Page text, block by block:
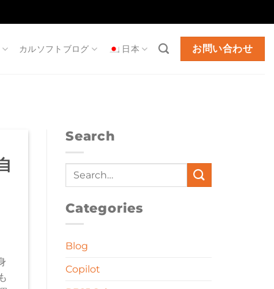
カルソフトブログ 日本 お問い合わせ
Search
Categories
Blog
Copilot